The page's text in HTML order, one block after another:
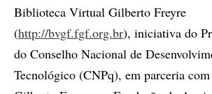
Biblioteca Virtual Gilberto Freyre
(http://bvgf.fgf.org.br), iniciativa do
do Conselho Nacional de
Tecnológico (CNPq), em parceria